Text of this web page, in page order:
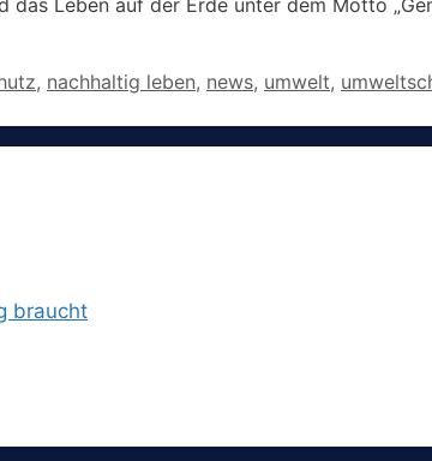
Leben auf der Erde unter dem Motto
, nachhaltig leben, news, umwelt,
braucht